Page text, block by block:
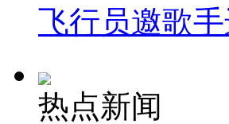
飞行员邀歌
热点新闻